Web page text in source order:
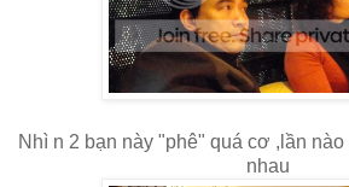
Nhì n 2 bạn này "phê" quá cơ ,lần
nhau